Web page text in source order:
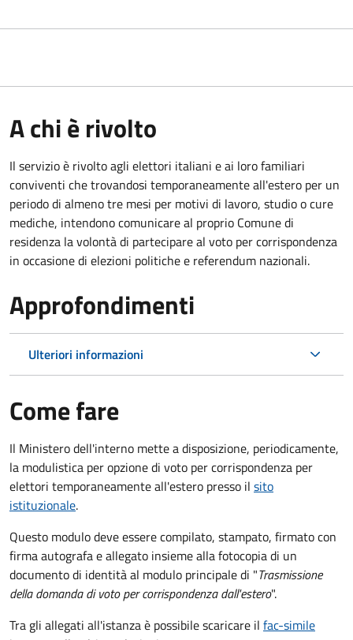
A chi è rivolto
Il servizio è rivolto agli elettori italiani e ai loro familiari
conviventi che trovandosi temporaneamente all'estero per un
periodo di almeno tre mesi per motivi di lavoro, studio o cure
mediche, intendono comunicare al proprio Comune di
residenza la volontà di partecipare al voto per corrispondenza
in occasione di elezioni politiche e referendum nazionali.
Approfondimenti
Ulteriori informazioni
Come fare
Il Ministero dell'interno mette a disposizione, periodicamente,
la modulistica per opzione di voto per corrispondenza per
elettori temporaneamente all'estero presso il sito
istituzionale.
Questo modulo deve essere compilato, stampato, firmato con
firma autografa e allegato insieme alla fotocopia di un
documento di identità al modulo principale di "Trasmissione
della domanda di voto per corrispondenza dall'estero".
Tra gli allegati all'istanza è possibile scaricare il fac-simile